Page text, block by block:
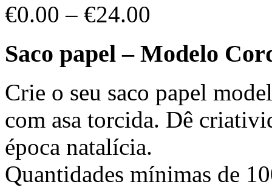
€0.00 – €24.00
Saco papel – Modelo
Crie o seu saco papel
com asa torcida. Dê
época natalícia.
Quantidades mínimas de